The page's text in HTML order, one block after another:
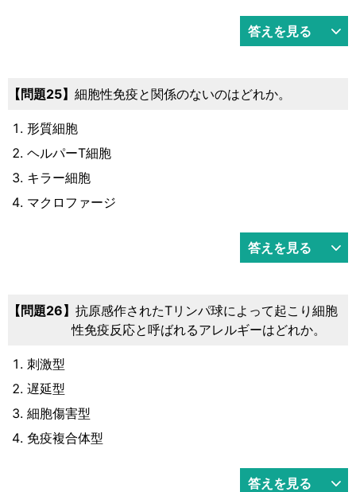
答えを見る
問題25 細胞性免疫と関係のないのはどれか。
形質細胞
ヘルパーT細胞
キラー細胞
マクロファージ
答えを見る
問題26
抗原感作されたTリンパ球によって起こり細胞
性免疫反応と呼ばれるアレルギーはどれか。
刺激型
遅延型
細胞傷害型
免疫複合体型
答えを見る